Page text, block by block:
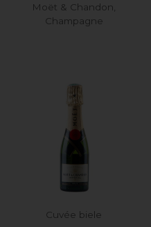
Moët & Chandon,
Champagne
Cuvée biele